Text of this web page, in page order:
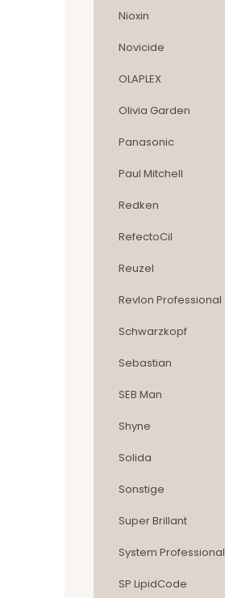
Nioxin
Novicide
OLAPLEX
Olivia Garden
Panasonic
Paul Mitchell
Redken
RefectoCil
Reuzel
Revlon Professional
Schwarzkopf
Sebastian
SEB Man
Shyne
Solida
Sonstige
Super Brillant
System Professional
SP LipidCode